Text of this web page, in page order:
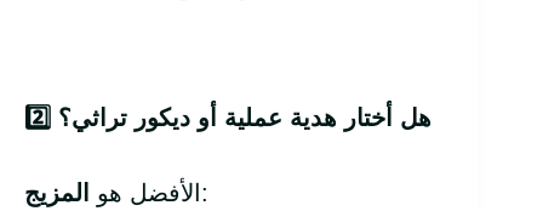
2️ هل أختار هدية عملية أو ديكور تراثي؟
الأفضل هو المزيج :